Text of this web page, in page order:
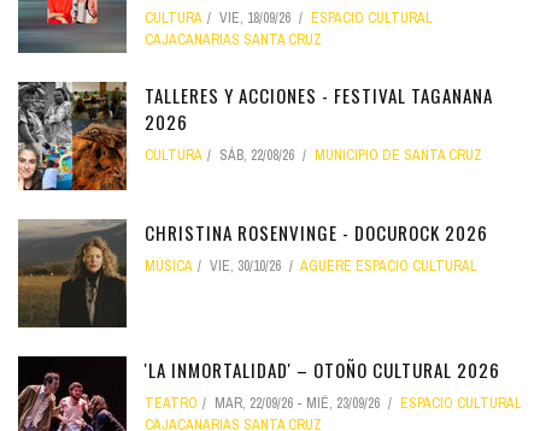
CULTURA VIE, 18/09/26
ESPACIO CULTURAL
CAJACANARIAS SANTA CRUZ
TALLERES Y ACCIONES - FESTIVAL TAGANANA
2026
CULTURA SÁB, 22/08/26 MUNICIPIO DE SANTA CRUZ
CHRISTINA ROSENVINGE - DOCUROCK 2026
MÚSICA VIE, 30/10/26 AGUERE ESPACIO CULTURAL
'LA INMORTALIDAD' – OTOÑO CULTURAL 2026
TEATRO MAR, 22/09/26 - MIÉ, 23/09/26
ESPACIO CULTURAL
CAJACANARIAS SANTA CRUZ